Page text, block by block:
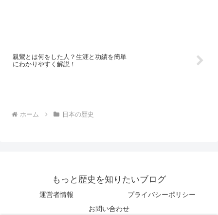
親鸞とは何をした人？生涯と功績を簡単
にわかりやすく解説！
ホーム 日本の歴史
もっと歴史を知りたいブログ
運営者情報
プライバシーポリシー
お問い合わせ